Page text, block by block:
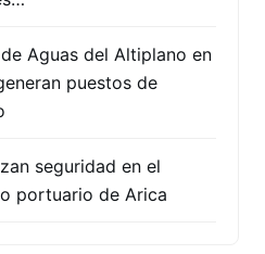
Aguas del Altiplano en
puestos de
seguridad en el
portuario de Arica